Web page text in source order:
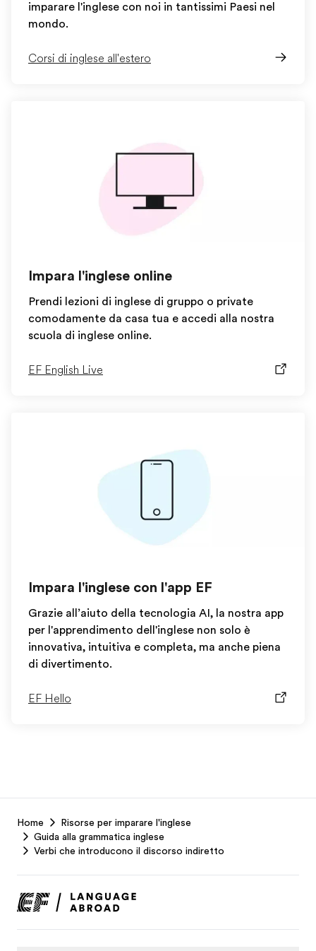
imparare l'inglese con noi in tantissimi Paesi nel
mondo.
Corsi di inglese all'estero
Impara l'inglese online
Prendi lezioni di inglese di gruppo o private
comodamente da casa tua e accedi alla nostra
scuola di inglese online.
EF English Live
Impara l'inglese con l'app EF
Grazie all’aiuto della tecnologia AI, la nostra app
per l'apprendimento dell'inglese non solo è
innovativa, intuitiva e completa, ma anche piena
di divertimento.
EF Hello
Footer
Home
Risorse per imparare l'inglese
Guida alla grammatica inglese
Verbi che introducono il discorso indiretto